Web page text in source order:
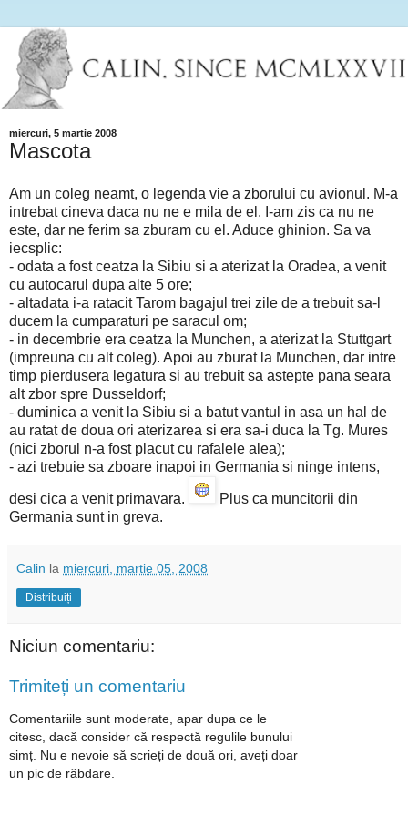
miercuri, 5 martie 2008
Mascota
Am un coleg neamt, o legenda vie a zborului cu avionul. M-a
intrebat cineva daca nu ne e mila de el. I-am zis ca nu ne
este, dar ne ferim sa zburam cu el. Aduce ghinion. Sa va
iecsplic:
- odata a fost ceatza la Sibiu si a aterizat la Oradea, a venit
cu autocarul dupa alte 5 ore;
- altadata i-a ratacit Tarom bagajul trei zile de a trebuit sa-l
ducem la cumparaturi pe saracul om;
- in decembrie era ceatza la Munchen, a aterizat la Stuttgart
(impreuna cu alt coleg). Apoi au zburat la Munchen, dar intre
timp pierdusera legatura si au trebuit sa astepte pana seara
alt zbor spre Dusseldorf;
- duminica a venit la Sibiu si a batut vantul in asa un hal de
au ratat de doua ori aterizarea si era sa-i duca la Tg. Mures
(nici zborul n-a fost placut cu rafalele alea);
- azi trebuie sa zboare inapoi in Germania si ninge intens,
desi cica a venit primavara.
Plus ca muncitorii din
Germania sunt in greva.
Calin la miercuri, martie 05, 2008
Distribuiți
Niciun comentariu:
Trimiteți un comentariu
Comentariile sunt moderate, apar dupa ce le
citesc, dacă consider că respectă regulile bunului
simț. Nu e nevoie să scrieți de două ori, aveți doar
un pic de răbdare.